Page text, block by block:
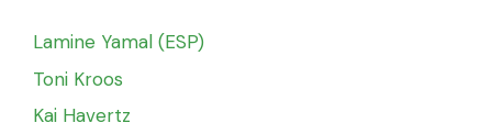
Lamine Yamal (ESP)
Toni Kroos
Kai Havertz